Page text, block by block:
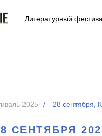
Литературный
2025 / 28 сентября,
СЕНТЯБРЯ